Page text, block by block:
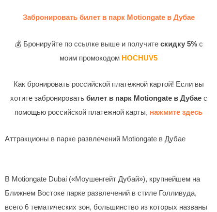
Забронировать билет в парк Motiongate в Дубае
💰 Бронируйте по ссылке выше и получите скидку 5%с
моим промокодом HOCHUV5
Как бронировать российской платежной картой! Если вы
хотите забронировать билет в парк Motiongate в Дубаес
помощью российской платежной карты, нажмите здесь
Аттракционы в парке развлечений Motiongate в Дубае
В Motiongate Dubai («Моушенгейт Дубай»), крупнейшем на
Ближнем Востоке парке развлечений в стиле Голливуда,
всего 6 тематических зон, большинство из которых названы